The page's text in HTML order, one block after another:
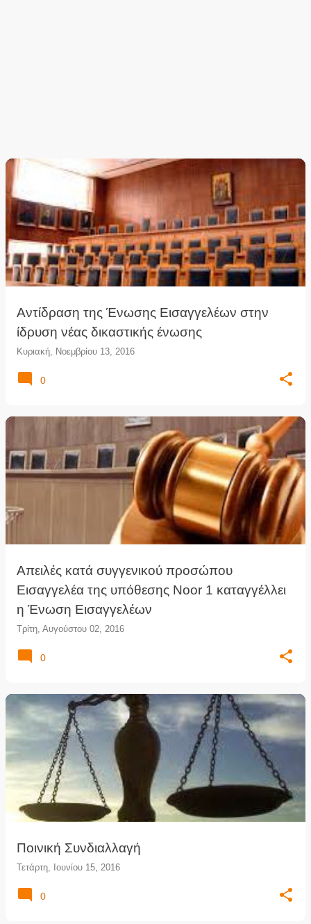
Αντίδραση της Ένωσης Εισαγγελέων στην
ίδρυση νέας δικαστικής ένωσης
Κυριακή, Νοεμβρίου 13, 2016
0
Απειλές κατά συγγενικού προσώπου
Εισαγγελέα της υπόθεσης Noor 1 καταγγέλλει
η Ένωση Εισαγγελέων
Τρίτη, Αυγούστου 02, 2016
0
Ποινική Συνδιαλλαγή
Τετάρτη, Ιουνίου 15, 2016
0